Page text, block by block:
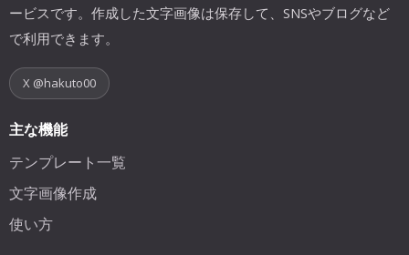
ービスです。作成した文字画像は保存して、SNSやブログなど
で利用できます。
X @hakuto00
主な機能
テンプレート一覧
文字画像作成
使い方